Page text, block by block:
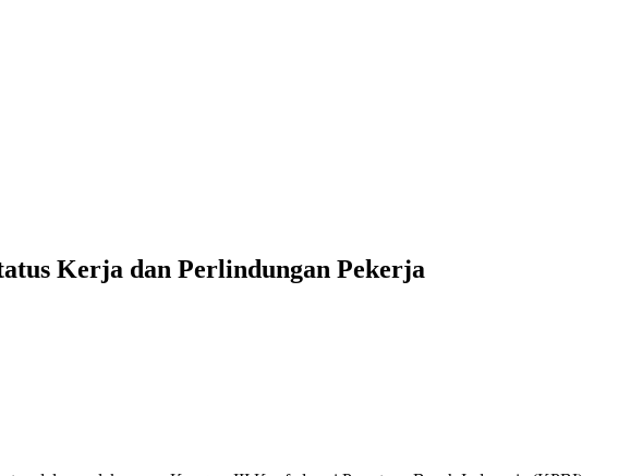
Kerja dan Perlindungan Pekerja